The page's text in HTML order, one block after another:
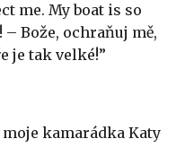
me. My boat is so
– Bože, ochraňuj mě,
je tak velké!”
moje kamarádka Katy